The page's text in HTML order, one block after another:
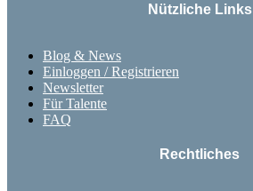
Nützliche Links
Blog & News
Einloggen / Registrieren
Newsletter
Für Talente
FAQ
Rechtliches